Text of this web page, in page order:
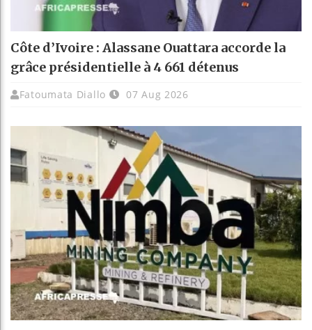
Côte d’Ivoire : Alassane Ouattara accorde la
grâce présidentielle à 4 661 détenus
Fatoumata Diallo 07 Aug 2026